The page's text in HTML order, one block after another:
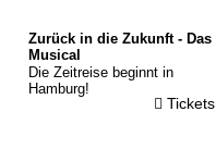
Zurück in die Zukunft - Das
Musical
Die Zeitreise beginnt in
Hamburg!
Tickets